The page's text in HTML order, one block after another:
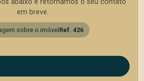
abaixo e retornamos o seu contato
em breve.
sobre o imóvel Ref. 426